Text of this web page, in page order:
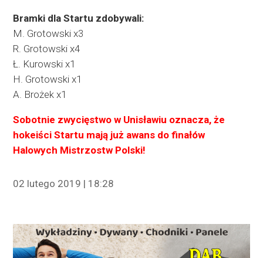
Bramki dla Startu zdobywali:
M. Grotowski x3
R. Grotowski x4
Ł. Kurowski x1
H. Grotowski x1
A. Brożek x1
Sobotnie zwycięstwo w Unisławiu oznacza, że
hokeiści Startu mają już awans do finałów
Halowych Mistrzostw Polski!
02 lutego 2019 | 18:28